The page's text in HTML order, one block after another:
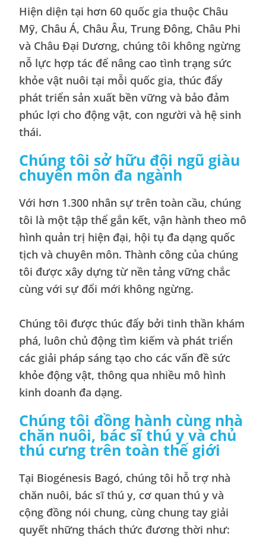
Hiện diện tại hơn 60 quốc gia thuộc Châu
Mỹ, Châu Á, Châu Âu, Trung Đông, Châu Phi
và Châu Đại Dương, chúng tôi không ngừng
nỗ lực hợp tác để nâng cao tình trạng sức
khỏe vật nuôi tại mỗi quốc gia, thúc đẩy
phát triển sản xuất bền vững và bảo đảm
phúc lợi cho động vật, con người và hệ sinh
thái.
Chúng tôi sở hữu đội ngũ giàu
chuyên môn đa ngành
Với hơn 1.300 nhân sự trên toàn cầu, chúng
tôi là một tập thể gắn kết, vận hành theo mô
hình quản trị hiện đại, hội tụ đa dạng quốc
tịch và chuyên môn. Thành công của chúng
tôi được xây dựng từ nền tảng vững chắc
cùng với sự đổi mới không ngừng.
Chúng tôi được thúc đẩy bởi tinh thần khám
phá, luôn chủ động tìm kiếm và phát triển
các giải pháp sáng tạo cho các vấn đề sức
khỏe động vật, thông qua nhiều mô hình
kinh doanh đa dạng.
Chúng tôi đồng hành cùng nhà
chăn nuôi, bác sĩ thú y và chủ
thú cưng trên toàn thế giới
Tại Biogénesis Bagó, chúng tôi hỗ trợ nhà
chăn nuôi, bác sĩ thú y, cơ quan thú y và
cộng đồng nói chung, cùng chung tay giải
quyết những thách thức đương thời như: